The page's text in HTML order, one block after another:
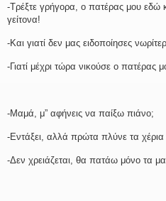
-Τρέξτε γρήγορα, ο πατέρας μου εδώ
γείτονα!
-Και γιατί δεν μας ειδοποίησες
-Γιατί μέχρι τώρα νικούσε ο πατέρας
-Μαμά, μ” αφήνεις να παίξω πιάνο;
-Εντάξει, αλλά πρώτα πλύνε τα
-Δεν χρειάζεται, θα πατάω μόνο τα